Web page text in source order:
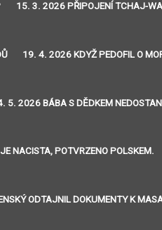
15. 3. 2026 PŘIPOJENÍ TCHAJ-
19. 4. 2026 KDYŽ PEDOFIL O
5. 2026 BÁBA S DĚDKEM
NACISTA, POTVRZENO POLSKEM.
ODTAJNIL DOKUMENTY K